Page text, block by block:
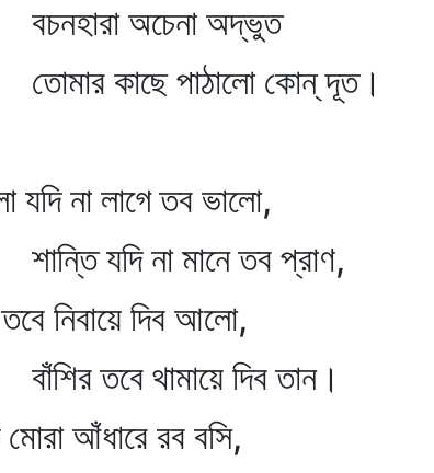
অচেনা অদ্‌ভুত
কাছে পাঠালো কোন্‌ দূত।
যদি না লাগে তব ভালো,
যদি না মানে তব প্রাণ,
নিবায়ে দিব আলো,
তবে থামায়ে দিব তান।
আঁধারে রব বসি,